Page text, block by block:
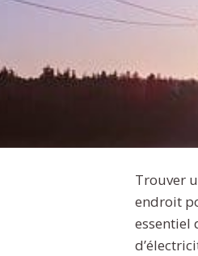
Trouver
endroit
essentiel